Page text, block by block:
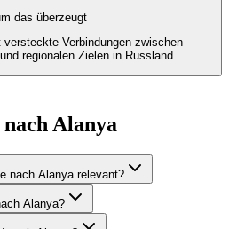
das überzeugt
Verbindungen zwischen
regionalen Zielen in Russland.
Alanya
nach Alanya relevant?
Alanya?